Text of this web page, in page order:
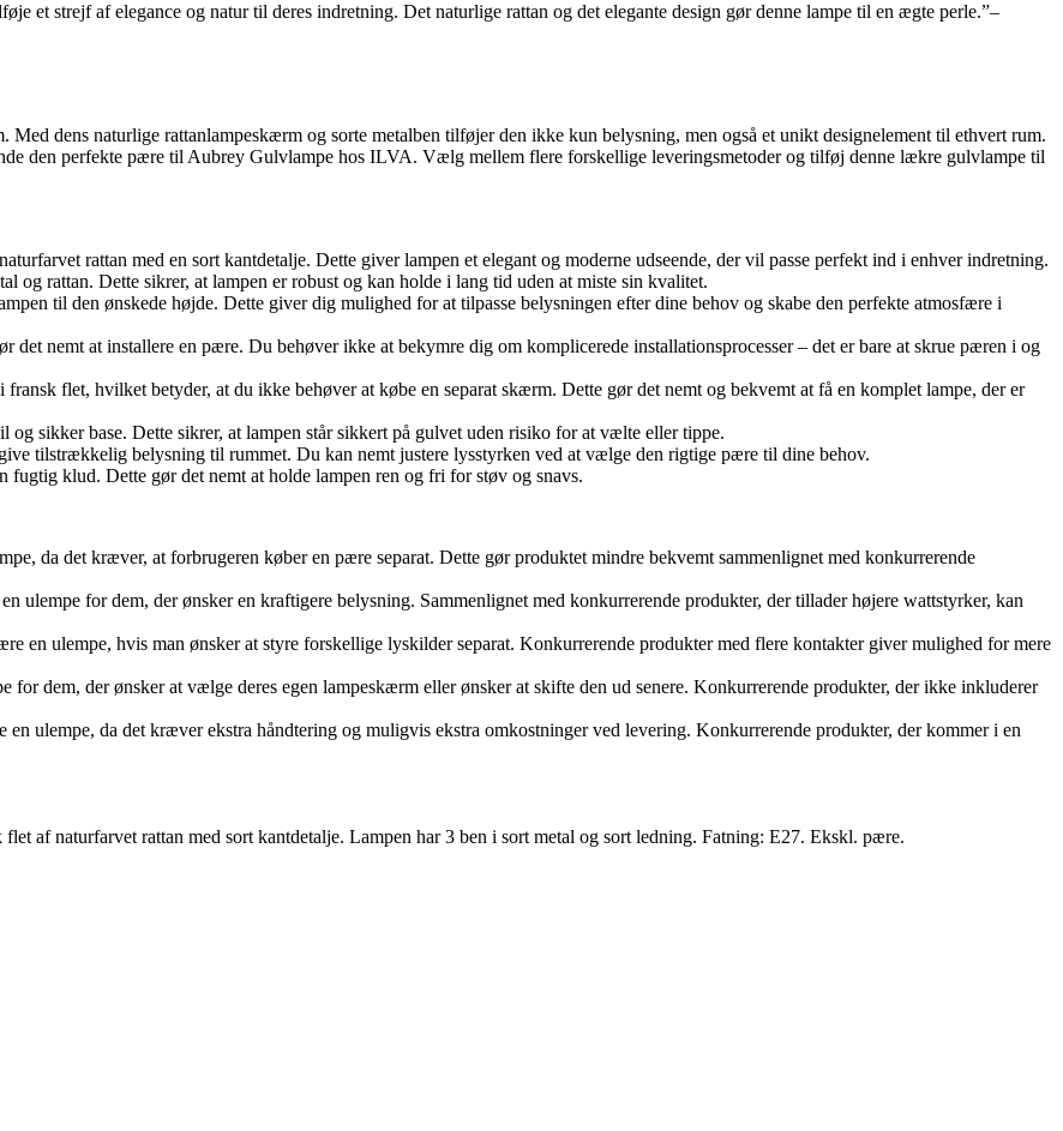
et strejf af elegance og natur til deres indretning. Det naturlige rattan og det elegante design gør denne lampe til en ægte perle.”–
dens naturlige rattanlampeskærm og sorte metalben tilføjer den ikke kun belysning, men også et unikt designelement til ethvert rum.
den perfekte pære til Aubrey Gulvlampe hos ILVA. Vælg mellem flere forskellige leveringsmetoder og tilføj denne lækre gulvlampe til
rattan med en sort kantdetalje. Dette giver lampen et elegant og moderne udseende, der vil passe perfekt ind i enhver indretning.
og rattan. Dette sikrer, at lampen er robust og kan holde i lang tid uden at miste sin kvalitet.
til den ønskede højde. Dette giver dig mulighed for at tilpasse belysningen efter dine behov og skabe den perfekte atmosfære i
det nemt at installere en pære. Du behøver ikke at bekymre dig om komplicerede installationsprocesser – det er bare at skrue pæren i og
flet, hvilket betyder, at du ikke behøver at købe en separat skærm. Dette gør det nemt og bekvemt at få en komplet lampe, der er
og sikker base. Dette sikrer, at lampen står sikkert på gulvet uden risiko for at vælte eller tippe.
tilstrækkelig belysning til rummet. Du kan nemt justere lysstyrken ved at vælge den rigtige pære til dine behov.
fugtig klud. Dette gør det nemt at holde lampen ren og fri for støv og snavs.
da det kræver, at forbrugeren køber en pære separat. Dette gør produktet mindre bekvemt sammenlignet med konkurrerende
ulempe for dem, der ønsker en kraftigere belysning. Sammenlignet med konkurrerende produkter, der tillader højere wattstyrker, kan
en ulempe, hvis man ønsker at styre forskellige lyskilder separat. Konkurrerende produkter med flere kontakter giver mulighed for mere
for dem, der ønsker at vælge deres egen lampeskærm eller ønsker at skifte den ud senere. Konkurrerende produkter, der ikke inkluderer
en ulempe, da det kræver ekstra håndtering og muligvis ekstra omkostninger ved levering. Konkurrerende produkter, der kommer i en
af naturfarvet rattan med sort kantdetalje. Lampen har 3 ben i sort metal og sort ledning. Fatning: E27. Ekskl. pære.